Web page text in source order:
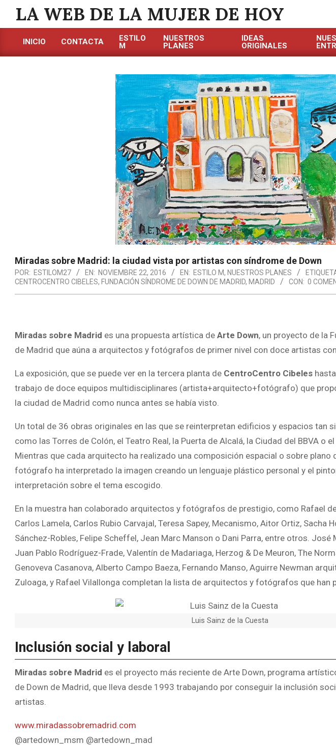
contenido
LA WEB DE LA MUJER DE HOY
INICIO CONTACTA
ESTILO
M
NUESTROS
PLANES
IDEAS
ORIGINALES
Miradas sobre Madrid: la ciudad vista por artistas con síndrome de Down
POR: ESTILOM27 EN: NOVIEMBRE 22, 2016 EN: ESTILO M, NUESTROS PLANES
CENTROCENTRO CIBELES, FUNDACIÓN SÍNDROME DE DOWN DE MADRID, MADRID CON: 0
Miradas sobre Madrid es una propuesta artística de Arte Down, un proyecto de la
de Madrid que aúna a arquitectos y fotógrafos de primer nivel con doce artistas
La exposición, que se puede ver en la tercera planta de CentroCentro Cibeles
trabajo de doce equipos multidisciplinares (artista+arquitecto+fotógrafo) que
la ciudad de Madrid como nunca antes se había visto.
Un total de 36 obras originales en las que se reinterpretan edificios y espacios tan
como las Torres de Colón, el Teatro Real, la Puerta de Alcalá, la Ciudad del BBVA o
Mientras que cada arquitecto ha realizado una composición espacial o sobre plano
fotógrafo ha interpretado la imagen creando un lenguaje plástico personal y el
interpretación sobre el tema escogido.
En la muestra han colaborado arquitectos y fotógrafos de prestigio, como Rafael
Carlos Lamela, Carlos Rubio Carvajal, Teresa Sapey, Mecanismo, Aitor Ortiz, Sacha
Sánchez-Robles, Felipe Scheffel, Jean Marc Manson o Dani Parra, entre otros. José
Juan Pablo Rodríguez-Frade, Valentín de Madariaga, Herzog & De Meuron, The
Genoveva Casanova, Alberto Campo Baeza, Fernando Manso, Aguirre Newman
Zuloaga, y Rafael Vilallonga completan la lista de arquitectos y fotógrafos que han
Luis Sainz de la Cuesta
Inclusión social y laboral
Miradas sobre Madrid es el proyecto más reciente de Arte Down, programa
de Down de Madrid, que lleva desde 1993 trabajando por conseguir la inclusión
artistas.
www.miradassobremadrid.com
@artedown_msm @artedown_mad